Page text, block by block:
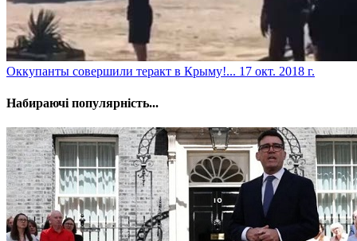
​Оккупанты совершили теракт в Крыму!... 17 окт. 2018 г.
Набираючі популярність...